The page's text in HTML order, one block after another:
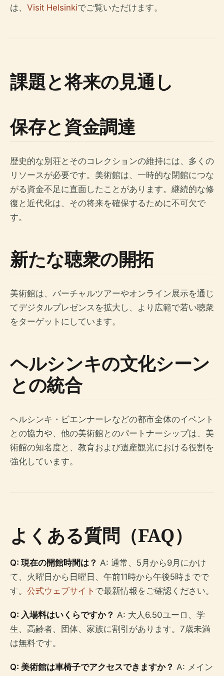
は、 Visit Helsinkiでご覧いただけます。
課題と将来の見通し
保存と資金調達
歴史的な別荘とそのコレクションの維持には、多くの
リソースが必要です。美術館は、一時的な閉館につな
がる資金不足に直面したことがあります。継続的な修
復と近代化は、その将来を確保するために不可欠で
す。
新たな聴衆の開拓
美術館は、バーチャルツアーやオンライン展示を通じ
てデジタルプレゼンスを拡大し、より広範で若い聴衆
をターゲットにしています。
ヘルシンキの文化シーン
との統合
ヘルシンキ・ビエンナーレなどの都市全体のイベント
との協力や、他の美術館とのパートナーシップは、美
術館の知名度と、教育および遺産観光における役割を
強化しています。
よくある質問（FAQ）
Q: 現在の開館時間は？ A: 通常、5月から9月にかけ
て、火曜日から日曜日、午前11時から午後5時までで
す。 公式ウェブサイト で最新情報をご確認ください。
Q: 入場料はいくらですか？ A: 大人6.50ユーロ、学
生、高齢者、団体、家族に割引があります。7歳未満
は無料です。
Q: 美術館は車椅子でアクセスできますか？ A: メイン